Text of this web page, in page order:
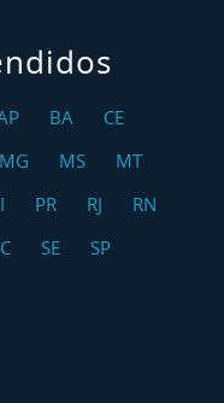
BA
CE
MG MS
MT
PR RJ
RN
SE
SP